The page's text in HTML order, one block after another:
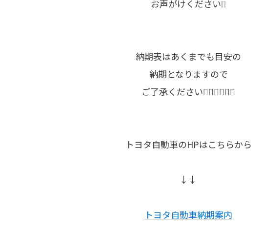
お声がけください❕❕
納期表はあくまでも目安の
納期となりますので
ご了承ください🙇🏻‍♀️🙇🏻‍♂️
トヨタ自動車のHPはこちらから
↓↓
トヨタ自動車納期案内